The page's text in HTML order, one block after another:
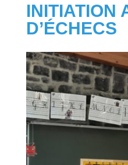
INITIATION
D’ÉCHECS